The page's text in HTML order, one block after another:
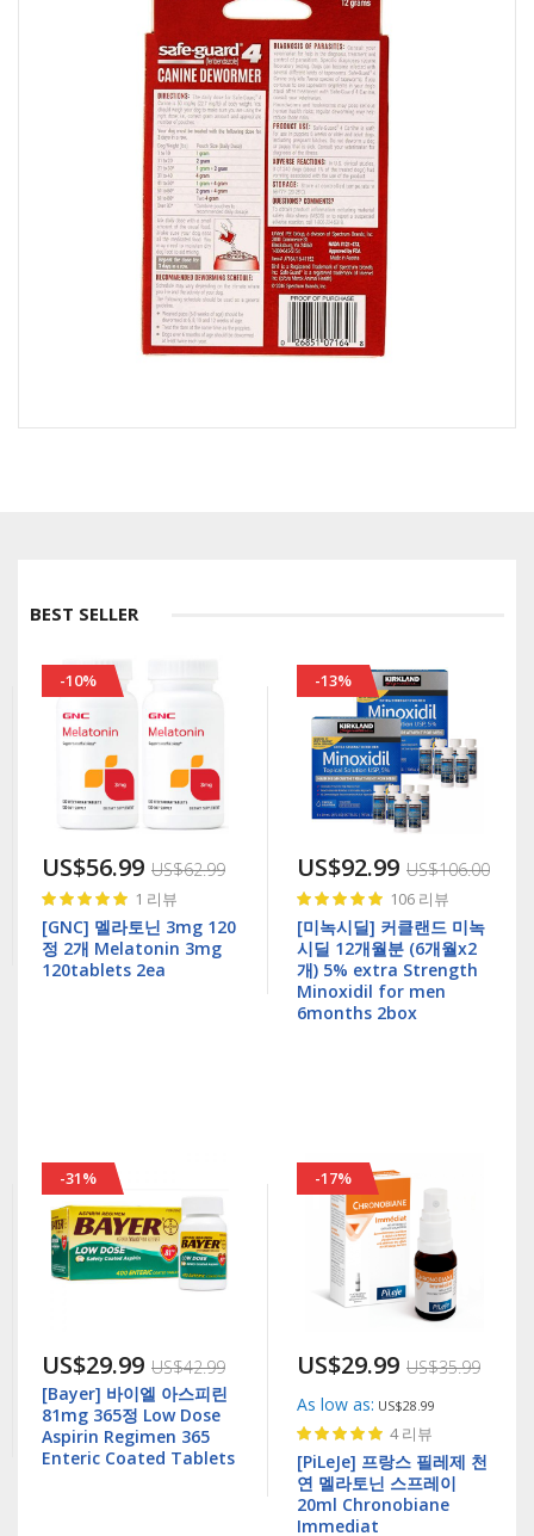
BEST SELLER
-10%
US$56.99 US$62.99
Rating:
100%
1 리뷰
[GNC] 멜라토닌 3mg 120
정 2개 Melatonin 3mg
120tablets 2ea
-13%
US$92.99 US$106.00
Rating:
99%
106 리뷰
[미녹시딜] 커클랜드 미녹
시딜 12개월분 (6개월x2
개) 5% extra Strength
Minoxidil for men
6months 2box
-31%
US$29.99 US$42.99
[Bayer] 바이엘 아스피린
81mg 365정 Low Dose
Aspirin Regimen 365
Enteric Coated Tablets
-17%
US$29.99 US$35.99
As low as US$28.99
Rating:
97%
4리뷰
[PiLeJe] 프랑스 필레제 천
연 멜라토닌 스프레이
20ml Chronobiane
Immediat